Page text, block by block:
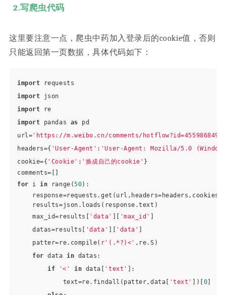
2.写爬虫代码
这里要注意一点，爬虫中药加入登录后的cookie值，否则
只能返回第一页数据，具体代码如下：
import
import
import
import pandas as pd
url= 'https://m.weibo.cn/comments/
headers={ 'User-Agent' : 'User-Agent: Mozilla/5.0
cookie={ 'Cookie' : '换成自己的cookie' }
for i in range(50):
results=json.loads(response.text)
max_id=results[ 'data' ][ 'max_id' ]
datas=results[ 'data' ][ 'data' ]
patter=re.compile( r'(.*?)<' ,re.S)
for data in datas:
if
'<' in data[ 'text' ]:
text=re.findall(patter,data[ 'text' ])[0]